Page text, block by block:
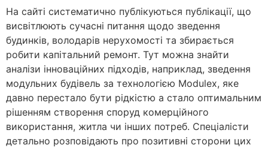
На сайті систематично публікуються публікації, що
висвітлюють сучасні питання щодо зведення
будинків, володарів нерухомості та збирається
робити капітальний ремонт. Тут можна знайти
аналізи інноваційних підходів, наприклад, зведення
модульних будівель за технологією Modulex, яке
давно перестало бути рідкістю а стало оптимальним
рішенням створення споруд комерційного
використання, житла чи інших потреб. Спеціалісти
детально розповідають про позитивні сторони цих